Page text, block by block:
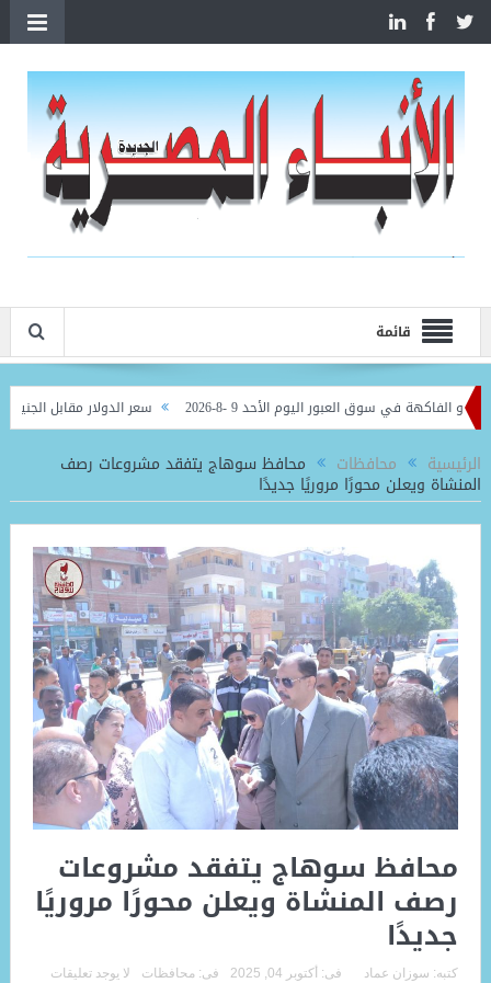
قائمة
في سوق العبور اليوم الأحد 9 -8-2026
سعر الدولار مقابل الجنيه في البنوك
الرئيسية محافظات محافظ سوهاج يتفقد مشروعات رصف
المنشاة ويعلن محورًا مروريًا جديدًا
محافظ سوهاج يتفقد مشروعات
رصف المنشاة ويعلن محورًا مروريًا
جديدًا
كتبه: سوزان عماد فى: أكتوبر 04, 2025 فى: محافظات
لا يوجد تعليقات